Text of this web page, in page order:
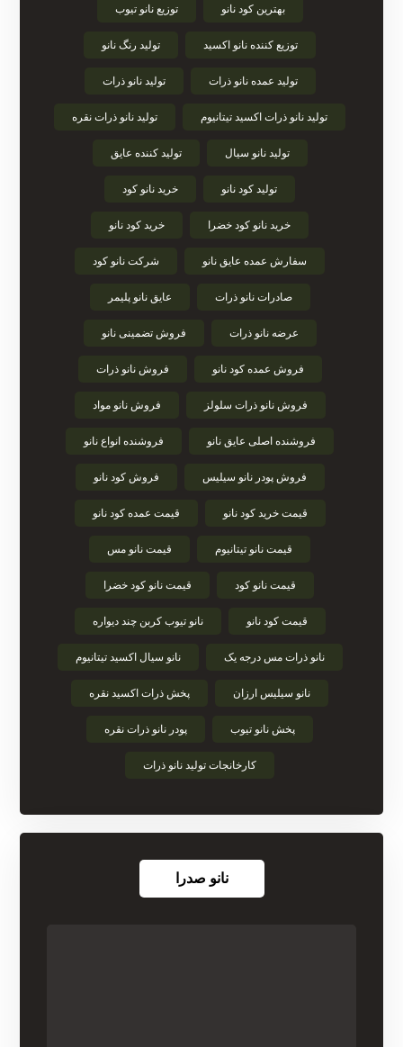
بهترین کود نانو توزیع نانو تیوب
توزیع کننده نانو اکسید تولید رنگ نانو
تولید عمده نانو ذرات تولید نانو ذرات
تولید نانو ذرات اکسید تیتانیوم تولید نانو ذرات نقره
تولید نانو سیال تولید کننده عایق
تولید کود نانو خرید نانو کود
خرید نانو کود خضرا خرید کود نانو
سفارش عمده عایق نانو شرکت نانو کود
صادرات نانو ذرات عایق نانو پلیمر
عرضه نانو ذرات فروش تضمینی نانو
فروش عمده کود نانو فروش نانو ذرات
فروش نانو ذرات سلولز فروش نانو مواد
فروشنده اصلی عایق نانو فروشنده انواع نانو
فروش پودر نانو سیلیس فروش کود نانو
قیمت خرید کود نانو قیمت عمده کود نانو
قیمت نانو تیتانیوم قیمت نانو مس
قیمت نانو کود قیمت نانو کود خضرا
قیمت کود نانو نانو تیوب کربن چند دیواره
نانو ذرات مس درجه یک نانو سیال اکسید تیتانیوم
نانو سیلیس ارزان پخش ذرات اکسید نقره
پخش نانو تیوب پودر نانو ذرات نقره
کارخانجات تولید نانو ذرات
نانو صدرا